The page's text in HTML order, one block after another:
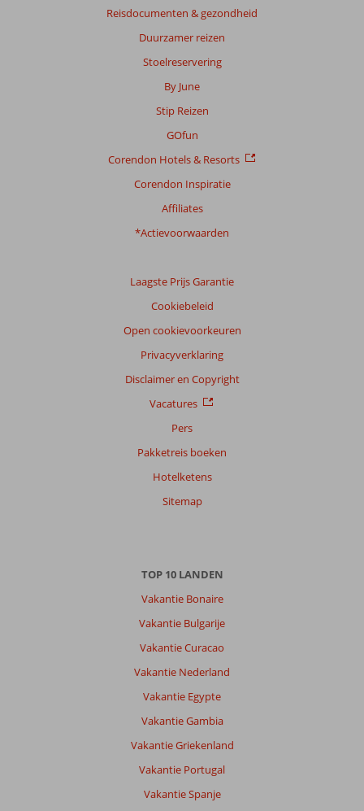
Reisdocumenten & gezondheid
Duurzamer reizen
Stoelreservering
By June
Stip Reizen
GOfun
Corendon Hotels & Resorts
Corendon Inspiratie
Affiliates
*Actievoorwaarden
Laagste Prijs Garantie
Cookiebeleid
Open cookievoorkeuren
Privacyverklaring
Disclaimer en Copyright
Vacatures
Pers
Pakketreis boeken
Hotelketens
Sitemap
TOP 10 LANDEN
Vakantie Bonaire
Vakantie Bulgarije
Vakantie Curacao
Vakantie Nederland
Vakantie Egypte
Vakantie Gambia
Vakantie Griekenland
Vakantie Portugal
Vakantie Spanje